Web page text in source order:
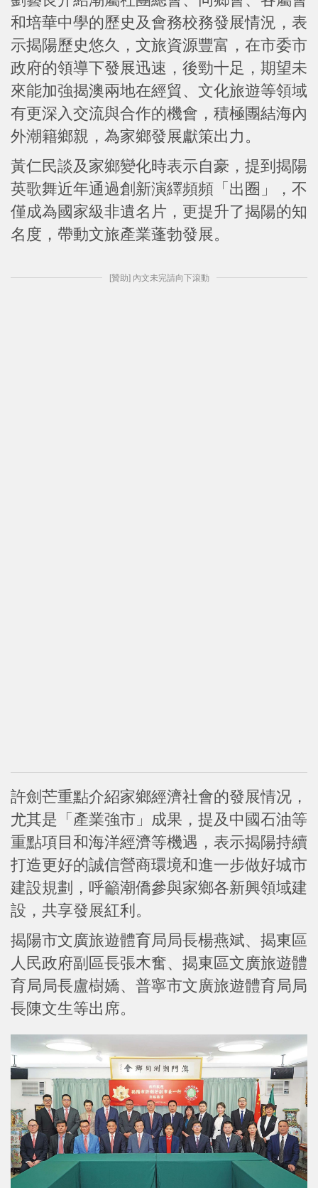
和培華中學的歷史及會務校務發展情況，表
示揭陽歷史悠久，文旅資源豐富，在市委市
政府的領導下發展迅速，後勁十足，期望未
來能加強揭澳兩地在經貿、文化旅遊等領域
有更深入交流與合作的機會，積極團結海內
外潮籍鄉親，為家鄉發展獻策出力。
黃仁民談及家鄉變化時表示自豪，提到揭陽
英歌舞近年通過創新演繹頻頻「出圈」，不
僅成為國家級非遺名片，更提升了揭陽的知
名度，帶動文旅產業蓬勃發展。
[贊助] 內文未完請向下滾動
許劍芒重點介紹家鄉經濟社會的發展情况，
尤其是「產業強市」成果，提及中國石油等
重點項目和海洋經濟等機遇，表示揭陽持續
打造更好的誠信營商環境和進一步做好城市
建設規劃，呼籲潮僑參與家鄉各新興領域建
設，共享發展紅利。
揭陽市文廣旅遊體育局局長楊燕斌、揭東區
人民政府副區長張木奮、揭東區文廣旅遊體
育局局長盧樹嬌、普寧市文廣旅遊體育局局
長陳文生等出席。